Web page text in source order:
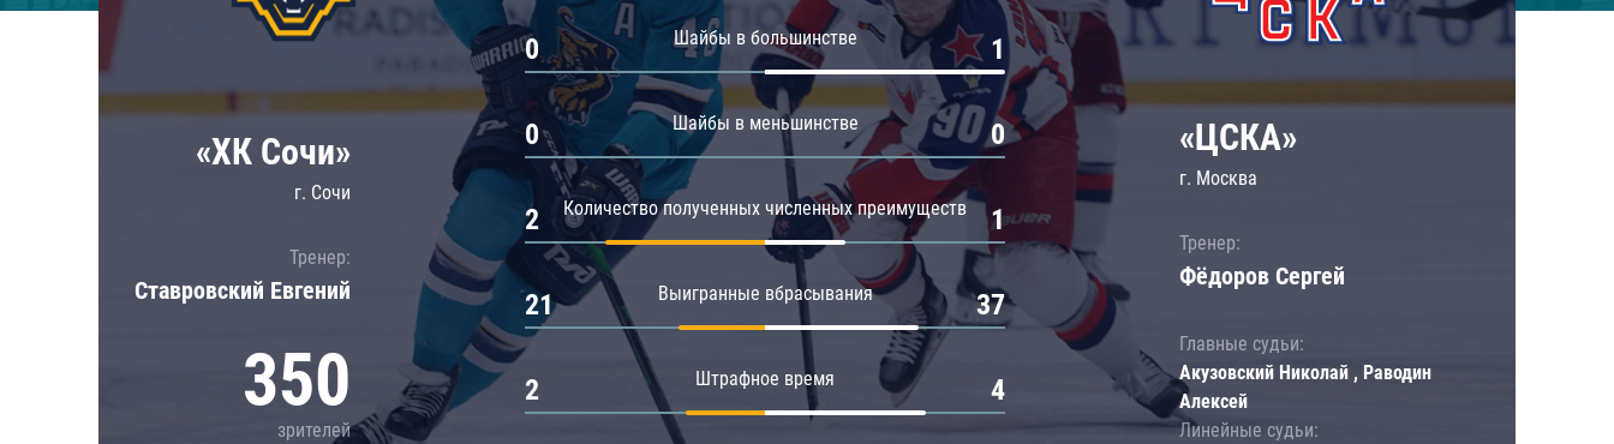
Локомотив
ЦСКА
Шанхайские Драконы
Амур
Барыс
Салават Юлаев
«ХК Сочи»
г. Сочи
Тренер:
Ставровский Евгений
350
зрителей
Шайбы в большинстве
0 1
Шайбы в меньшинстве
0 0
Количество полученных численных преимуществ
2 1
Выигранные вбрасывания
21 37
Штрафное время
2 4
«ЦСКА»
г. Москва
Тренер:
Фёдоров Сергей
Главные судьи:
Акузовский Николай , Раводин
Алексей
Линейные судьи: